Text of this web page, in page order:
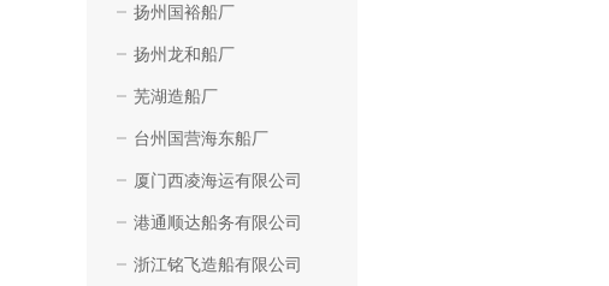
扬州国裕船厂
扬州龙和船厂
芜湖造船厂
台州国营海东船厂
厦门西凌海运有限公司
港通顺达船务有限公司
浙江铭飞造船有限公司